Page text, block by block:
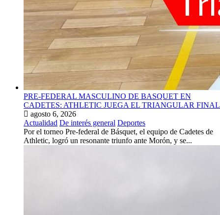
PRE-FEDERAL MASCULINO DE BASQUET EN
CADETES: ATHLETIC JUEGA EL TRIANGULAR FINAL
agosto 6, 2026
Actualidad De interés general Deportes
Por el torneo Pre-federal de Básquet, el equipo de Cadetes de
Athletic, logró un resonante triunfo ante Morón, y se...